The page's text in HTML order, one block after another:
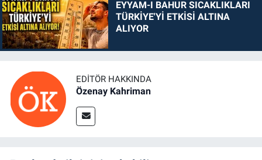
EYYAM-I BAHUR SICAKLIKLARI
TÜRKİYE'Yİ ETKİSİ ALTINA
ALIYOR
EDITÖR HAKKINDA
Özenay Kahriman